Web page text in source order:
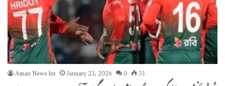
Aman News Int January 23, 2026 0 31